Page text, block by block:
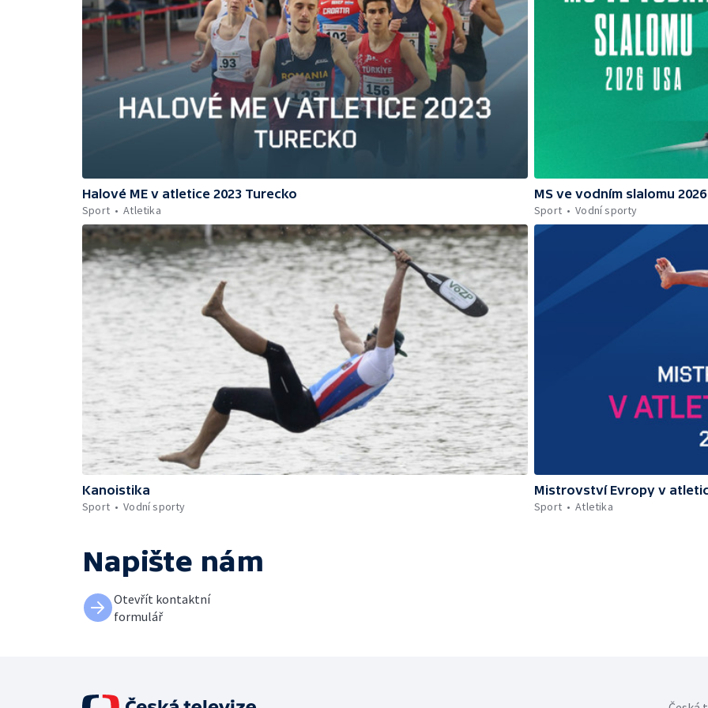
Halové ME v atletice 2023 Turecko
Sport
Atletika
MS ve vodním slalomu 2026
Sport
Vodní sporty
Kanoistika
Sport
Vodní sporty
Mistrovství Evropy v
Sport
Atletika
Napište nám
Otevřít kontaktní
formulář